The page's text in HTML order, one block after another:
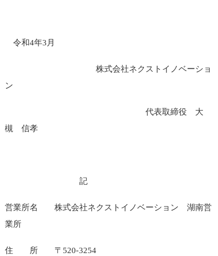
令和4年3 月
株式会社ネクストイノベーショ
ン
代表取締役 大
槻 信孝
記
営業所名 株式会社ネクストイノベーション 湖南営
業所
住 所 〒 520-3254